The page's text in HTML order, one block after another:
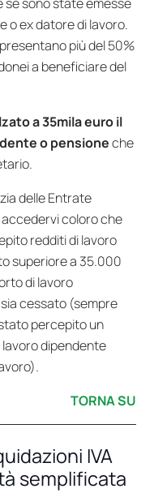
sono state emesse
o ex datore di lavoro.
più del 50%
a beneficiare del
a 35mila euro il
o pensioneche
delle Entrate
coloro che
redditi di lavoro
superiore a 35.000
di lavoro
cessato (sempre
percepito un
dipendente
TORNA SU
IVA
semplificata